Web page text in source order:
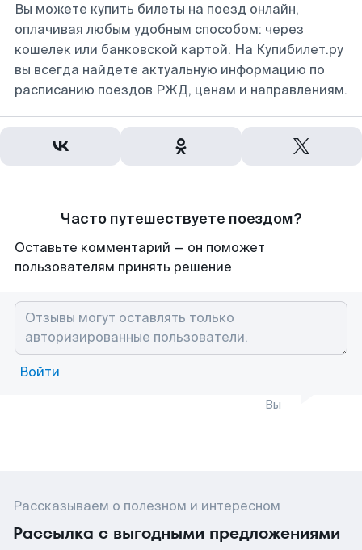
Вы можете купить билеты на поезд онлайн,
оплачивая любым удобным способом: через
кошелек или банковской картой. На Купибилет.ру
вы всегда найдете актуальную информацию по
расписанию поездов РЖД, ценам и направлениям.
Часто путешествуете поездом?
Оставьте комментарий — он поможет
пользователям принять решение
Войти
Вы
Рассказываем о полезном и интересном
Рассылка с выгодными предложениями